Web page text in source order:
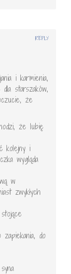
i karmienia,
starszaków,
że
że lubię
kolejny i
wygląda
w
zwykłych
do
REPLY